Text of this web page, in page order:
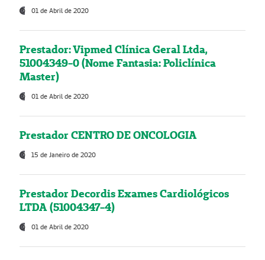
01 de Abril de 2020
Prestador: Vipmed Clínica Geral Ltda,
51004349-0 (Nome Fantasia: Policlínica
Master)
01 de Abril de 2020
Prestador CENTRO DE ONCOLOGIA
15 de Janeiro de 2020
Prestador Decordis Exames Cardiológicos
LTDA (51004347-4)
01 de Abril de 2020